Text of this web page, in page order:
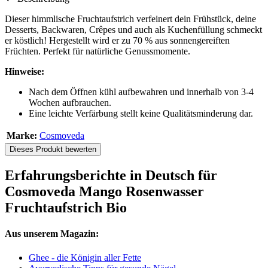
Dieser himmlische Fruchtaufstrich verfeinert dein Frühstück, deine
Desserts, Backwaren, Crêpes und auch als Kuchenfüllung schmeckt
er köstlich! Hergestellt wird er zu 70 % aus sonnengereiften
Früchten. Perfekt für natürliche Genussmomente.
Hinweise:
Nach dem Öffnen kühl aufbewahren und innerhalb von 3-4
Wochen aufbrauchen.
Eine leichte Verfärbung stellt keine Qualitätsminderung dar.
Marke: Cosmoveda
Dieses Produkt bewerten
Erfahrungsberichte in Deutsch für
Cosmoveda Mango Rosenwasser
Fruchtaufstrich Bio
Aus unserem Magazin:
Ghee - die Königin aller Fette